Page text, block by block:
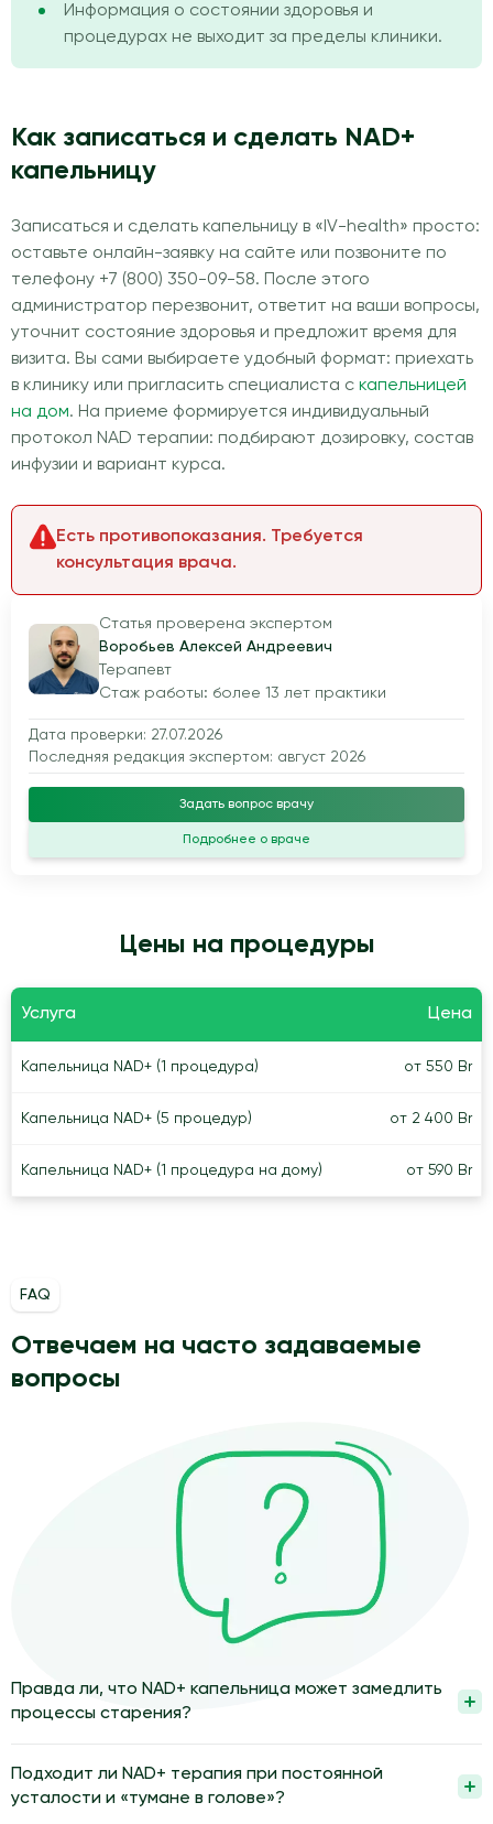
Информация о состоянии здоровья и
процедурах не выходит за пределы клиники.
Как записаться и сделать NAD+
капельницу
Записаться и сделать капельницу в «IV-health» просто:
оставьте онлайн-заявку на сайте или позвоните по
телефону +7 (800) 350-09-58. После этого
администратор перезвонит, ответит на ваши вопросы,
уточнит состояние здоровья и предложит время для
визита. Вы сами выбираете удобный формат: приехать
в клинику или пригласить специалиста с капельницей
на дом. На приеме формируется индивидуальный
протокол NAD терапии: подбирают дозировку, состав
инфузии и вариант курса.
Статья проверена экспертом
Воробьев Алексей Андреевич
Терапевт
Стаж работы: более 13 лет практики
Дата проверки: 27.07.2026
Последняя редакция экспертом: август 2026
Задать вопрос врачу
Подробнее о враче
Есть противопоказания. Требуется
консультация врача.
Цены на процедуры
Услуга Цена
Капельница NAD+ (1 процедура) от 550 Br
Капельница NAD+ (5 процедур) от 2 400 Br
Капельница NAD+ (1 процедура на дому) от 590 Br
FAQ
Отвечаем на часто задаваемые
вопросы
Правда ли, что NAD+ капельница может замедлить
процессы старения?
изменения, но не превращается в «эликсир вечной
молодости». Активное соединение усиливает выработку
Подходит ли NAD+ терапия при постоянной
усталости и «тумане в голове»?